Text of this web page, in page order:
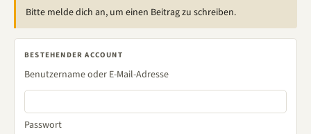
Bitte melde dich an, um einen Beitrag zu schreiben.
BESTEHENDER ACCOUNT
Benutzername oder E-Mail-Adresse
Passwort